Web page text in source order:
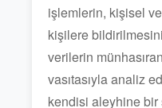
işlemlerin, kişisel
kişilere
verilerin
vasıtasıyla analiz
kendisi aleyhine bir